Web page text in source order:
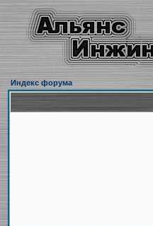
Индекс форума